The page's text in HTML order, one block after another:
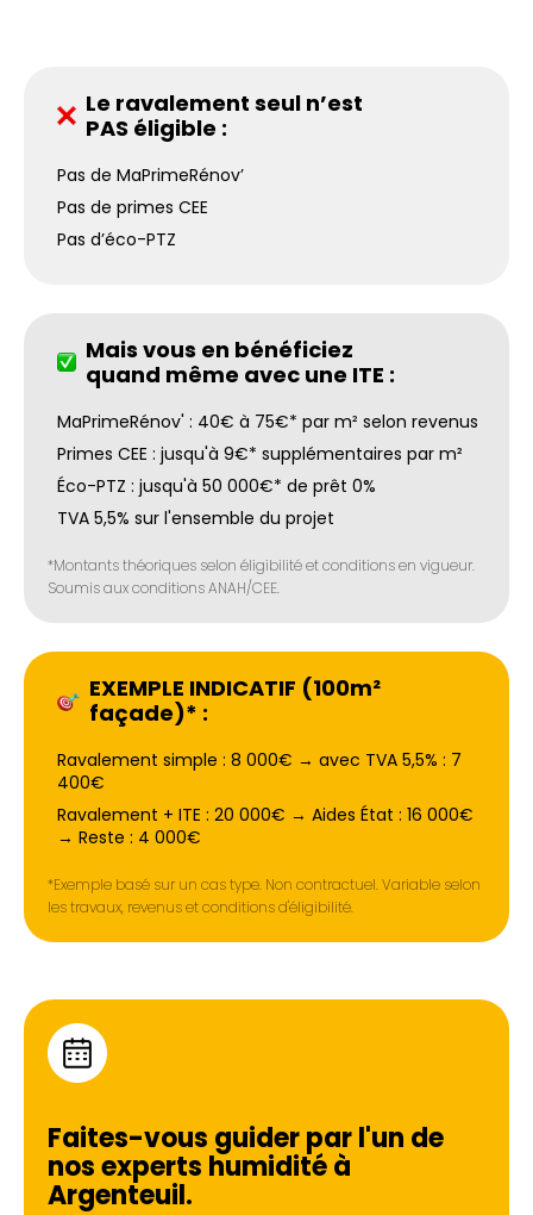
Le ravalement seul n’est
PAS éligible :
Pas de MaPrimeRénov’
Pas de primes CEE
Pas d’éco-PTZ
Mais vous en bénéficiez
quand même avec une ITE :
MaPrimeRénov' : 40€ à 75€* par m² selon revenus
Primes CEE : jusqu'à 9€* supplémentaires par m²
Éco-PTZ : jusqu'à 50 000€* de prêt 0%
TVA 5,5% sur l'ensemble du projet
*Montants théoriques selon éligibilité et conditions en vigueur.
Soumis aux conditions ANAH/CEE.
EXEMPLE INDICATIF (100m²
façade)* :
Ravalement simple : 8 000€ → avec TVA 5,5% : 7
400€
Ravalement + ITE : 20 000€ → Aides État : 16 000€
→ Reste : 4 000€
*Exemple basé sur un cas type. Non contractuel. Variable selon
les travaux, revenus et conditions d'éligibilité.
Faites-vous guider par l'un de
nos experts humidité à
Argenteuil.